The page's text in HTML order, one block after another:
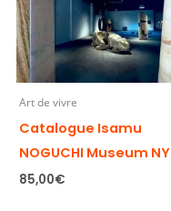
Art de vivre
Catalogue Isamu
NOGUCHI Museum NY
85,00€